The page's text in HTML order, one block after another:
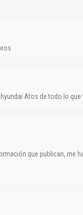
Atos de todo lo que
que publican, me